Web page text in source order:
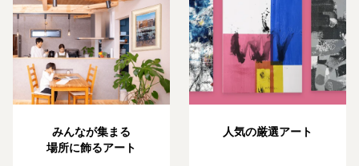
みんなが集まる
場所に飾るアート
人気の厳選アート